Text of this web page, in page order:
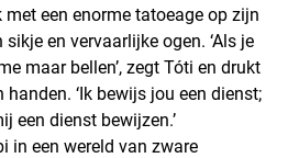
een enorme tatoeage op zijn
en vervaarlijke ogen. ‘Als je
maar bellen’, zegt Tóti en drukt
‘Ik bewijs jou een dienst;
een dienst bewijzen.’
in een wereld van zware